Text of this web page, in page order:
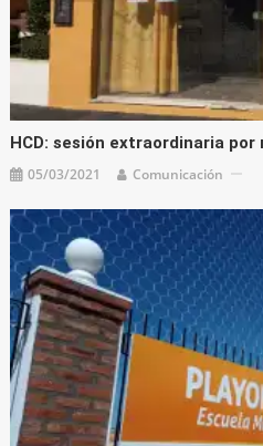
HCD: sesión extraordinaria
05/03/2021 Comunicación